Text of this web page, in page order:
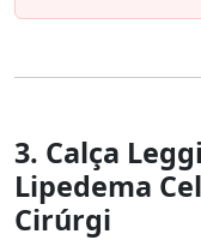
3. Calça
Lipedema
Cirúrgi